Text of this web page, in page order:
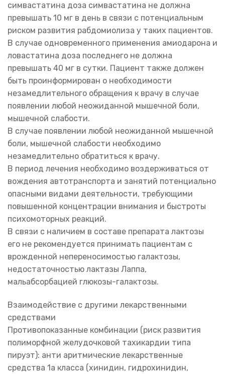
симвастатина доза симвастатина не должна
превышать 10 мг в день в связи с потенциальным
риском развития рабдомиолиза у таких пациентов.
В случае одновременного применения амиодарона и
ловастатина доза последнего не должна
превышать 40 мг в сутки. Пациент также должен
быть проинформирован о необходимости
незамедлительного обращения к врачу в случае
появлении любой неожиданной мышечной боли,
мышечной слабости.
В случае появлении любой неожиданной мышечной
боли, мышечной слабости необходимо
незамедлительно обратиться к врачу.
В период лечения необходимо воздерживаться от
вождения автотранспорта и занятий потенциально
опасными видами деятельности, требующими
повышенной концентрации внимания и быстроты
психомоторных реакций.
В связи с наличием в составе препарата лактозы
его не рекомендуется принимать пациентам с
врожденной непереносимостью галактозы,
недостаточностью лактазы Лаппа,
мальабсорбацией глюкозы-галактозы.
Взаимодействие с другими лекарственными
средствами
Противопоказанные комбинации (риск развития
полиморфной желудочковой тахикардии типа
пируэт): анти аритмические лекарственные
средства 1а класса (хинидин, гидрохинидин,